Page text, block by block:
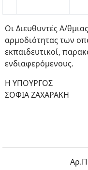
Οι Διευθυντές Α/
αρμοδιότητας των
εκπαιδευτικοί,
ενδιαφερόμενους.
Η ΥΠΟΥΡΓΟΣ
ΣΟΦΙΑ ΖΑΧΑΡΑΚΗ